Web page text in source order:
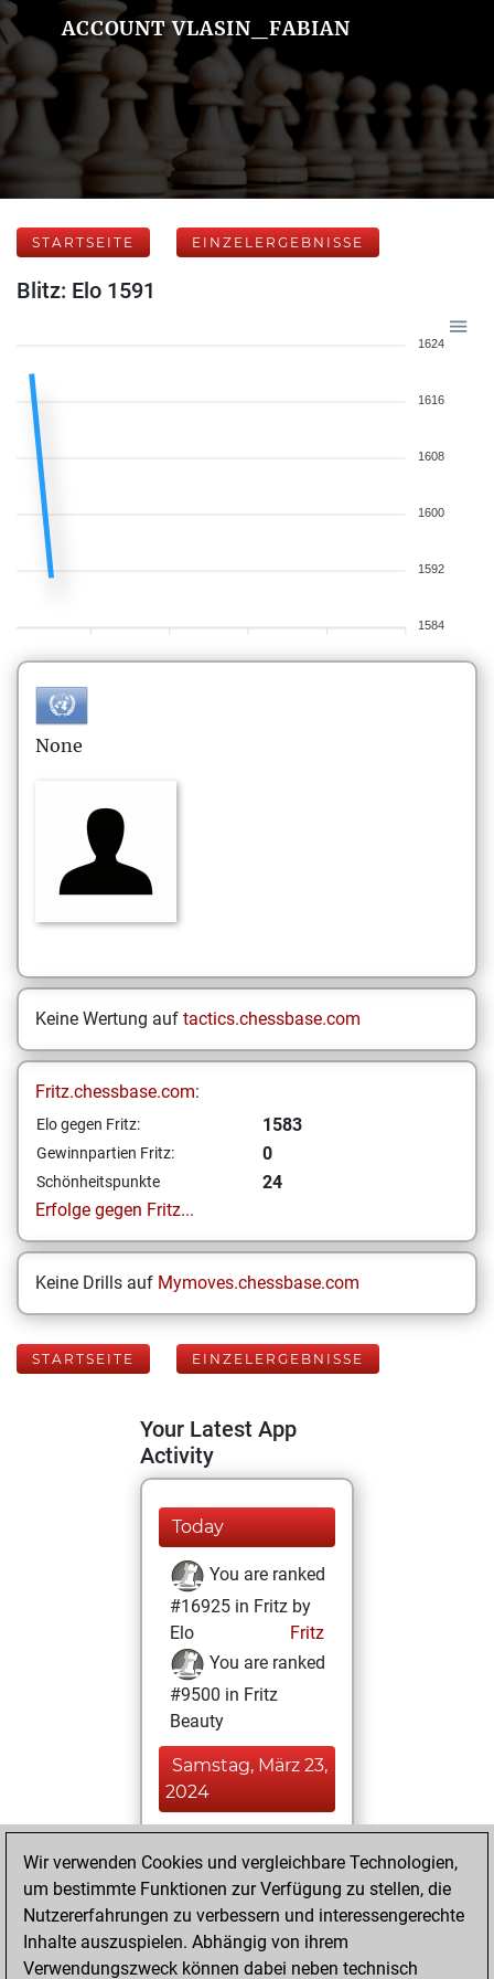
ACCOUNT VLASIN_FABIAN
STARTSEITE EINZELERGEBNISSE
Blitz: Elo 1591
1624
1616
1608
1600
1592
1584
None
Keine Wertung auf tactics.chessbase.com
Fritz.chessbase.com:
Elo gegen Fritz: 1583
Gewinnpartien Fritz: 0
Schönheitspunkte
24
Erfolge gegen Fritz...
Keine Drills auf Mymoves.chessbase.com
STARTSEITE EINZELERGEBNISSE
Your Latest App
Activity
Today
You are ranked
#16925 in Fritz by
Elo
Fritz
You are ranked
#9500 in Fritz
Beauty
Samstag, März 23,
2024
You achieved a
BeautyScore of 24
Fritz
You
achieved a new Elo
of 1583
Wir verwenden Cookies und vergleichbare Technologien,
um bestimmte Funktionen zur Verfügung zu stellen, die
Nutzererfahrungen zu verbessern und interessengerechte
Inhalte auszuspielen. Abhängig von ihrem
Verwendungszweck können dabei neben technisch